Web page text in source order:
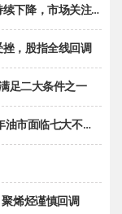
OPEC+新一轮产能政策
，股指全线回调
足二大条件之一
面临七大不确定性
烯烃谨慎回调